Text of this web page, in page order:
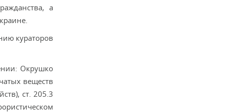
а
кураторов
Окрушко
веществ
ст. 205.3